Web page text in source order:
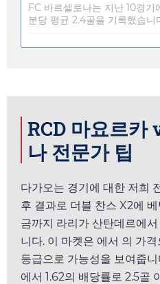
FC 바르셀로나는 지난 10경
분당 평균 2.4골을 기록했습니
RCD 마요르카
나 전문가 팁
다가오는 경기에 대한 저희
후 결과로 더블 찬스 X2에
금까지 라리가 산탄데르에
니다. 이 마켓은 에서 의 가
등급으로 가능성을 보여줍
에서 1.62의 배당률로 2.5골